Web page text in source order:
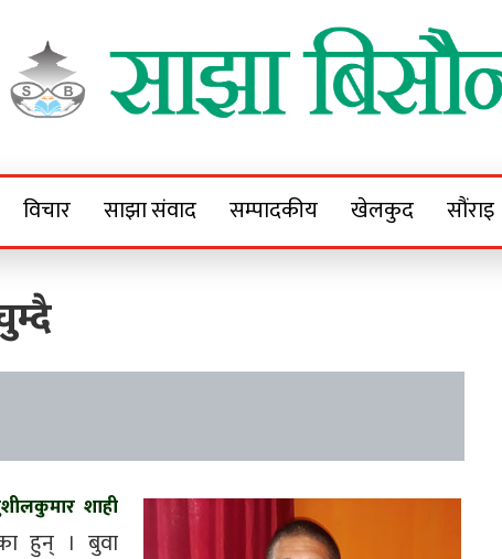
Sajha Bisaunee
विचार साझा संवाद सम्पादकीय खेलकुद सौंराइ
शाही
हुन् । बुवा